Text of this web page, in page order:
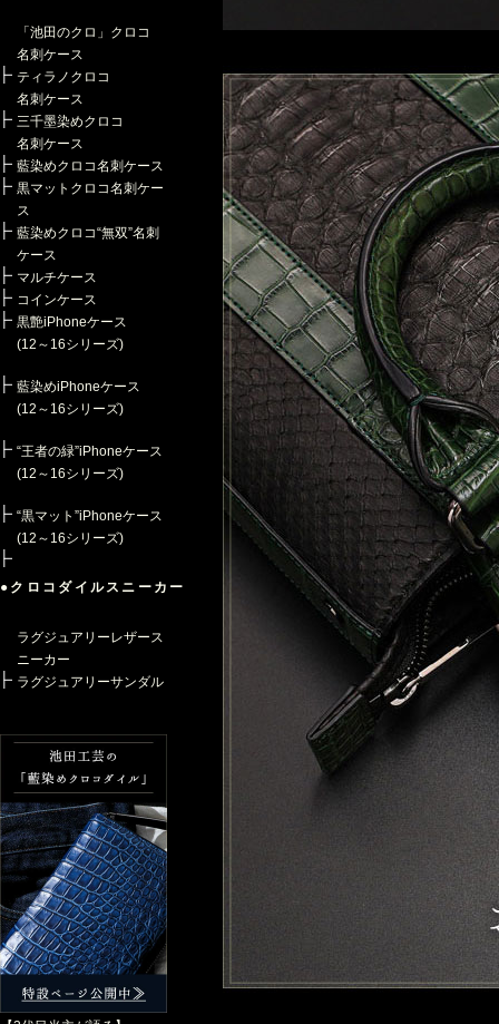
「池田のクロ」クロコ
名刺ケース
ティラノクロコ
名刺ケース
三千墨染めクロコ
名刺ケース
藍染めクロコ名刺ケース
黒マットクロコ名刺ケー
ス
藍染めクロコ“無双”名刺
ケース
マルチケース
コインケース
黒艶iPhoneケース
(12～16シリーズ)
藍染めiPhoneケース
(12～16シリーズ)
“王者の緑”iPhoneケース
(12～16シリーズ)
“黒マット”iPhoneケース
(12～16シリーズ)
●クロコダイルスニーカー
ラグジュアリーレザース
ニーカー
ラグジュアリーサンダル